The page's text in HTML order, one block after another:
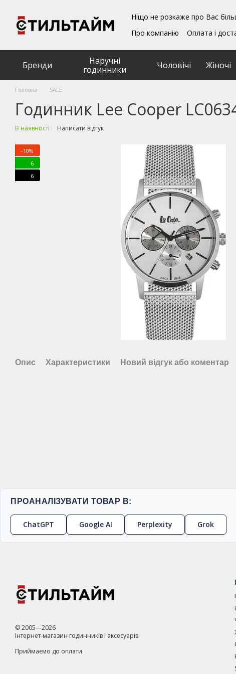
Ніщо не розкаже про Вас
Про компанію
Оплата і
Угода користувача
Бренди
Наручні
годинники
Чоловічі Жіночі
Головна SALE
Годинник Lee Cooper
В наявності Написати відгук
−10%
6
6
Опис Характеристики Новий відгук або коментар
ПРОАНАЛІЗУВАТИ ТОВАР В:
ChatGPT Google AI Perplexity Grok
© 2005—2026
Інтернет-магазин годинників і аксесуарів
Приймаємо до оплати